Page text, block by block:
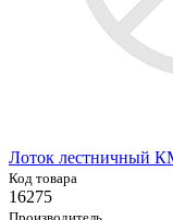
Лоток лестничный
Код товара
16275